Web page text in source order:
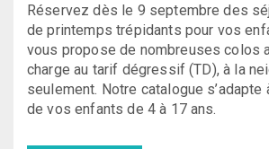
Réservez dès le 9 septembre des
de printemps trépidants pour vos
vous propose de nombreuses colos
charge au tarif dégressif (TD), à la
seulement. Notre catalogue
de vos enfants de 4 à 17 ans.